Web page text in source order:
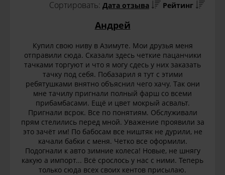
Сортировать: Дата отзыва Рейтинг
Андрей
Купил свою ниву в Азимуте. Мои друзья меня
отправили сюда. Сказали здесь четкие пацанчики
тачками торгуют и что я могу сдесь у них заказать
тачку под себя. Побазарил я тут с этими
ребятушками внятно объяснил чего хачу. Так они
мне тачилу пригнали полный фарш со всеми
прибамбасами. Ещё и цвет мокрый асвальт.
Пригнали всрок. Все по понятиям. Обслуживали
прям стелились перед мной. Уважение проявили за
это зачёт им! По бабосам все ништяк не дурили, не
качали бабки с меня. Четко все оформили.
Подогнали к авто зимние колеса! Новые, не шнягу
какую а импорт... Всё срослось у нас с ними. Теперь
только сюда всех своих кентов присылаю.